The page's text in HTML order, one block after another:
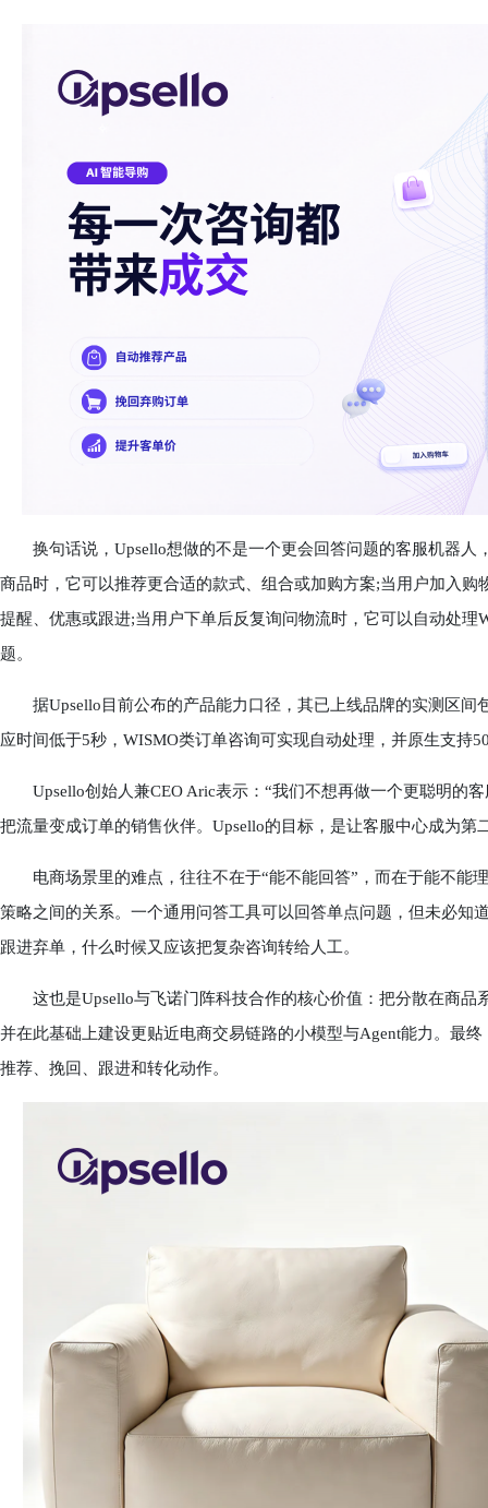
换句话说，Upsello想做的不是一个更会回答问题的客服机器人
商品时，它可以推荐更合适的款式、组合或加购方案;当用户加入
提醒、优惠或跟进;当用户下单后反复询问物流时，它可以自动处
题。
据Upsello目前公布的产品能力口径，其已上线品牌的实测区间
应时间低于5秒，WISMO类订单咨询可实现自动处理，并原生支持
Upsello创始人兼CEO Aric表示：“我们不想再做一个更聪明的
把流量变成订单的销售伙伴。Upsello的目标，是让客服中心成为第
电商场景里的难点，往往不在于“能不能回答”，而在于能不能
策略之间的关系。一个通用问答工具可以回答单点问题，但未必知
跟进弃单，什么时候又应该把复杂咨询转给人工。
这也是Upsello与飞诺门阵科技合作的核心价值：把分散在商品
并在此基础上建设更贴近电商交易链路的小模型与Agent能力。最
推荐、挽回、跟进和转化动作。